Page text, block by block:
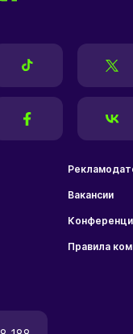
Вакансии
Правила